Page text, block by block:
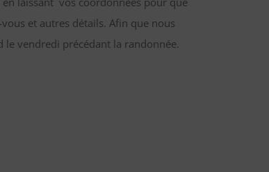
et autres détails. Afin que nous
vendredi précédant la randonnée.